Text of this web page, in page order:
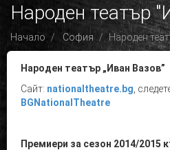
Народен театър
Начало София Народен
Народен театър „Иван Вазов”
Сайт: nationaltheatre.bg ,
BGNationalTheatre
Премиери за сезон 2014/2015